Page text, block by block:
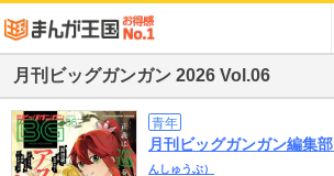
月刊ビッグガンガン 2026 Vol.06
青年
月刊ビッグガンガン編集部
んしゅうぶ）